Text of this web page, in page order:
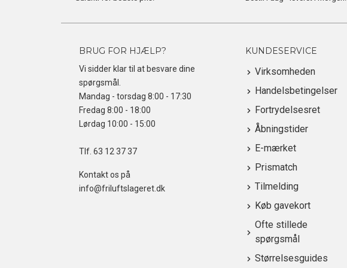
BRUG FOR HJÆLP?
Vi sidder klar til at besvare dine
spørgsmål.
Mandag - torsdag 8:00 - 17:30
Fredag 8:00 - 18:00
Lørdag 10:00 - 15:00
Tlf. 63 12 37 37
Kontakt os på
info@friluftslageret.dk
KUNDESERVICE
Virksomheden
Handelsbetingelser
Fortrydelsesret
Åbningstider
E-mærket
Prismatch
Tilmelding
Køb gavekort
Ofte stillede
spørgsmål
Størrelsesguides